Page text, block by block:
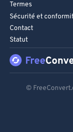
Termes
Sécurité et
Contact
Statut
©